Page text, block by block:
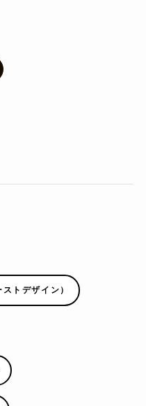
トデザイン）